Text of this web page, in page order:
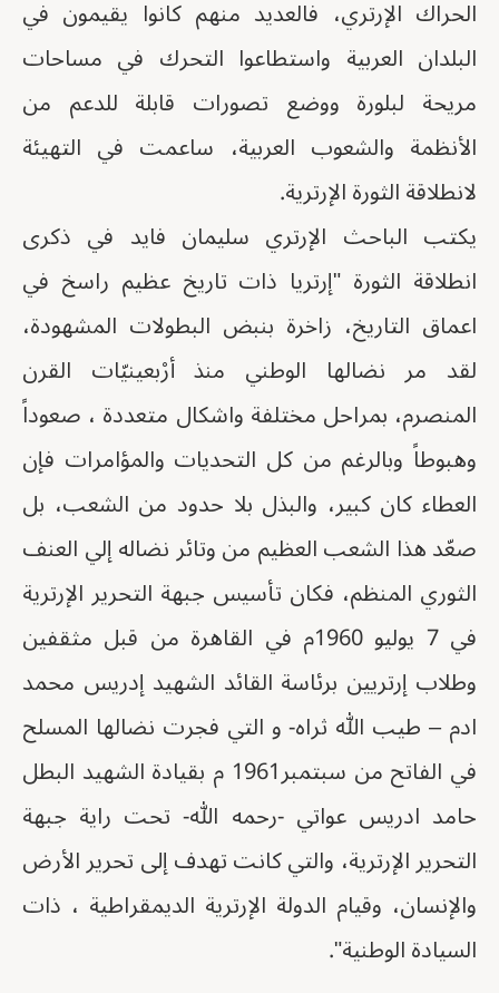
الحراك الإرتري، فالعديد منهم كانوا يقيمون في
البلدان العربية واستطاعوا التحرك في مساحات
مريحة لبلورة ووضع تصورات قابلة للدعم من
الأنظمة والشعوب العربية، ساعمت في التهيئة
لانطلاقة الثورة الإرترية.
يكتب الباحث الإرتري سليمان فايد في ذكرى
انطلاقة الثورة "إرتريا ذات تاريخ عظيم راسخ في
اعماق التاريخ، زاخرة بنبض البطولات المشهودة،
لقد مر نضالها الوطني منذ أرْبعينيّات القرن
المنصرم، بمراحل مختلفة واشكال متعددة ، صعوداً
وهبوطاً وبالرغم من كل التحديات والمؤامرات فإن
العطاء كان كبير، والبذل بلا حدود من الشعب، بل
صعّد هذا الشعب العظيم من وتائر نضاله إلي العنف
الثوري المنظم، فكان تأسيس جبهة التحرير الإرترية
في 7 يوليو 1960م في القاهرة من قبل مثقفين
وطلاب إرتريين برئاسة القائد الشهيد إدريس محمد
ادم – طيب الله ثراه- و التي فجرت نضالها المسلح
في الفاتح من سبتمبر1961 م بقيادة الشهيد البطل
حامد ادريس عواتي -رحمه الله- تحت راية جبهة
التحرير الإرترية، والتي كانت تهدف إلى تحرير الأرض
والإنسان، وقيام الدولة الإرترية الديمقراطية ، ذات
السيادة الوطنية".